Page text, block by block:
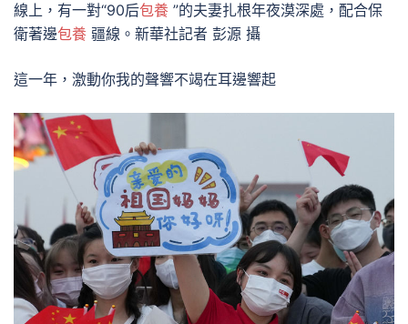
線上，有一對“90后包養 ”的夫妻扎根年夜漠深處，配合保
衛著邊包養 疆線。新華社記者 彭源 攝
這一年，激動你我的聲響不竭在耳邊響起